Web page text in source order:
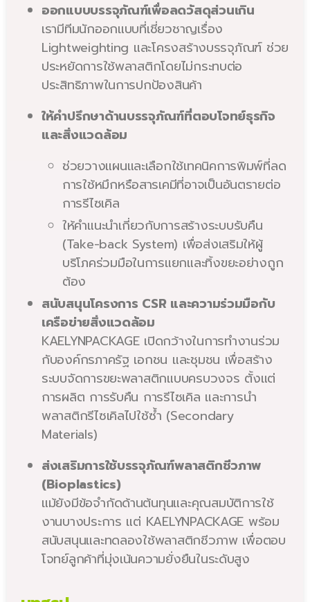
ออกแบบบรรจุภัณฑ์เพื่อลดวัสดุส่วนเกิน
เรามีทีมนักออกแบบที่เชี่ยวชาญเรื่อง
Lightweighting และโครงสร้างบรรจุภัณฑ์ ช่วย
ประหยัดการใช้พลาสติกโดยไม่กระทบต่อ
ประสิทธิภาพในการปกป้องสินค้า
ให้คำปรึกษาด้านบรรจุภัณฑ์ที่ตอบโจทย์ธุรกิจ
และสิ่งแวดล้อม
ช่วยวางแผนและเลือกใช้เทคนิคการพิมพ์ที่ลด
การใช้หมึกหรือสารเคมีที่อาจเป็นอันตรายต่อ
การรีไซเคิล
ให้คำแนะนำเกี่ยวกับการสร้างระบบรับคืน
(Take-back System) เพื่อส่งเสริมให้ผู้
บริโภคร่วมมือในการแยกและทิ้งขยะอย่างถูก
ต้อง
สนับสนุนโครงการ CSR และความร่วมมือกับ
เครือข่ายสิ่งแวดล้อม
KAELYNPACKAGE เปิดกว้างในการทำงานร่วม
กับองค์กรภาครัฐ เอกชน และชุมชน เพื่อสร้าง
ระบบจัดการขยะพลาสติกแบบครบวงจร ตั้งแต่
การผลิต การรับคืน การรีไซเคิล และการนำ
พลาสติกรีไซเคิลไปใช้ซ้ำ (Secondary
Materials)
ส่งเสริมการใช้บรรจุภัณฑ์พลาสติกชีวภาพ
(Bioplastics)
แม้ยังมีข้อจำกัดด้านต้นทุนและคุณสมบัติการใช้
งานบางประการ แต่ KAELYNPACKAGE พร้อม
สนับสนุนและทดลองใช้พลาสติกชีวภาพ เพื่อตอบ
โจทย์ลูกค้าที่มุ่งเน้นความยั่งยืนในระดับสูง